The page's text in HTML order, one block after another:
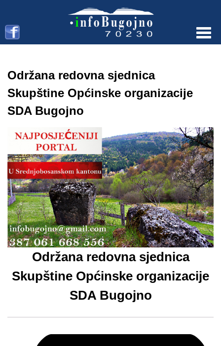
Održana redovna sjednica
Skupštine Općinske organizacije
SDA Bugojno
Održana redovna sjednica
Skupštine Općinske organizacije
SDA Bugojno